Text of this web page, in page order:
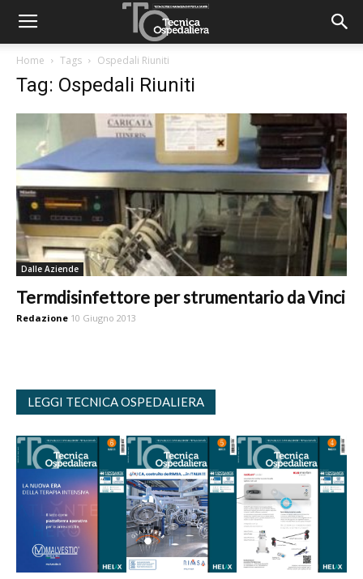
Home Tags Ospedali Riuniti
Tag: Ospedali Riuniti
Dalle Aziende
Termdisinfettore per strumentario da Vinci
Redazione 10 Giugno 2013
LEGGI TECNICA OSPEDALIERA